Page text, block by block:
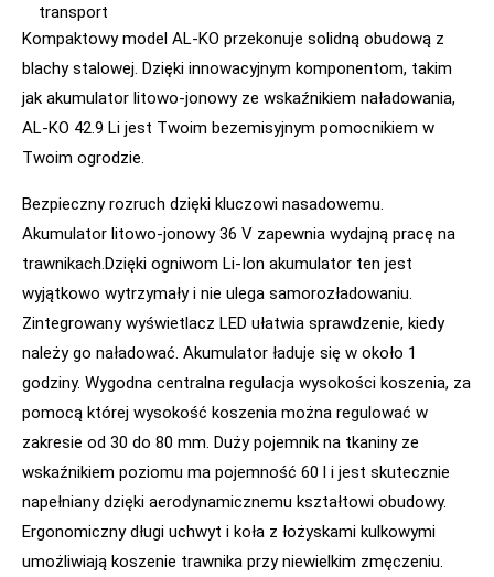
transport
Kompaktowy model AL-KO przekonuje solidną obudową z
blachy stalowej. Dzięki innowacyjnym komponentom, takim
jak akumulator litowo-jonowy ze wskaźnikiem naładowania,
AL-KO 42.9 Li jest Twoim bezemisyjnym pomocnikiem w
Twoim ogrodzie.
Bezpieczny rozruch dzięki kluczowi nasadowemu.
Akumulator litowo-jonowy 36 V zapewnia wydajną pracę na
trawnikach.Dzięki ogniwom Li-Ion akumulator ten jest
wyjątkowo wytrzymały i nie ulega samorozładowaniu.
Zintegrowany wyświetlacz LED ułatwia sprawdzenie, kiedy
należy go naładować. Akumulator ładuje się w około 1
godziny. Wygodna centralna regulacja wysokości koszenia, za
pomocą której wysokość koszenia można regulować w
zakresie od 30 do 80 mm. Duży pojemnik na tkaniny ze
wskaźnikiem poziomu ma pojemność 60 l i jest skutecznie
napełniany dzięki aerodynamicznemu kształtowi obudowy.
Ergonomiczny długi uchwyt i koła z łożyskami kulkowymi
umożliwiają koszenie trawnika przy niewielkim zmęczeniu.